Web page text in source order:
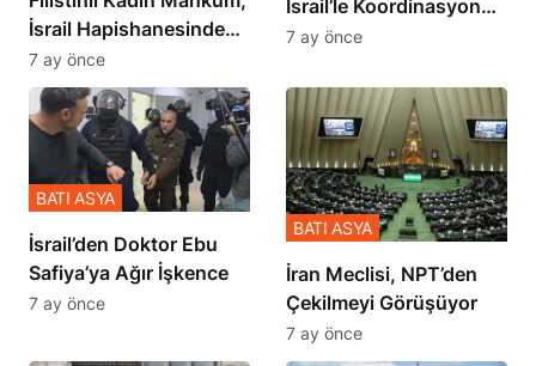
İsrail Hapishanesindeki
Zulmü Anlattı
7 ay önce
İsrail’le Koordinasyon
İçinde Gerçekleşmiş
7 ay önce
İsrail’den Doktor Ebu
Safiya’ya Ağır İşkence
BATI ASYA
7 ay önce
İran Meclisi, NPT’den
Çekilmeyi Görüşüyor
BATI ASYA
7 ay önce